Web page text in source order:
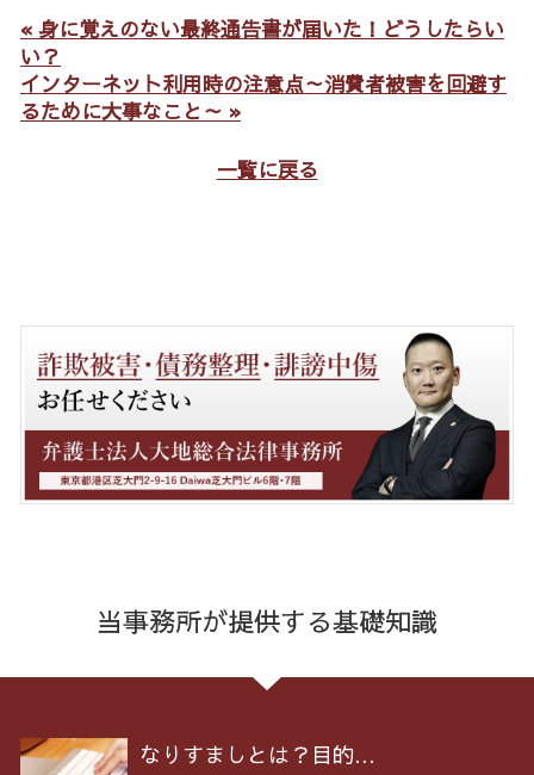
« 身に覚えのない最終通告書が届いた！どうしたらい
い？
インターネット利用時の注意点～消費者被害を回避す
るために大事なこと～ »
一覧に戻る
当事務所が提供する基礎知識
なりすましとは？目的...